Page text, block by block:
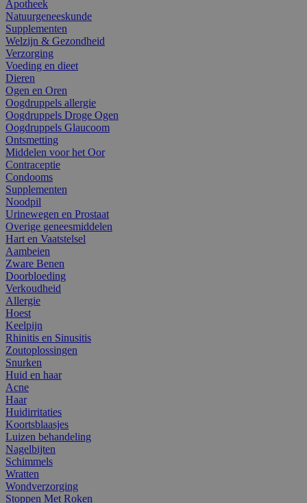
Apotheek
Natuurgeneeskunde
Supplementen
Welzijn & Gezondheid
Verzorging
Voeding en dieet
Dieren
Ogen en Oren
Oogdruppels allergie
Oogdruppels Droge Ogen
Oogdruppels Glaucoom
Ontsmetting
Middelen voor het Oor
Contraceptie
Condooms
Supplementen
Noodpil
Urinewegen en Prostaat
Overige geneesmiddelen
Hart en Vaatstelsel
Aambeien
Zware Benen
Doorbloeding
Verkoudheid
Allergie
Hoest
Keelpijn
Rhinitis en Sinusitis
Zoutoplossingen
Snurken
Huid en haar
Acne
Haar
Huidirritaties
Koortsblaasjes
Luizen behandeling
Nagelbijten
Schimmels
Wratten
Wondverzorging
Stoppen Met Roken